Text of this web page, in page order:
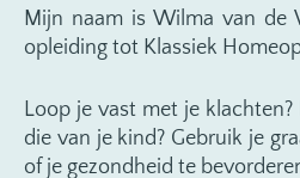
Mijn naam is Wilma van de
opleiding tot Klassiek
Loop je vast met je
die van je kind? Gebruik je
of je gezondheid te